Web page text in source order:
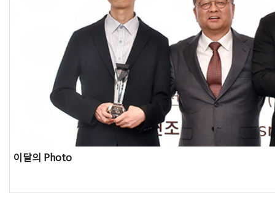
이달의 Photo